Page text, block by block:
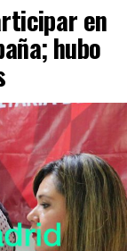
en
hubo